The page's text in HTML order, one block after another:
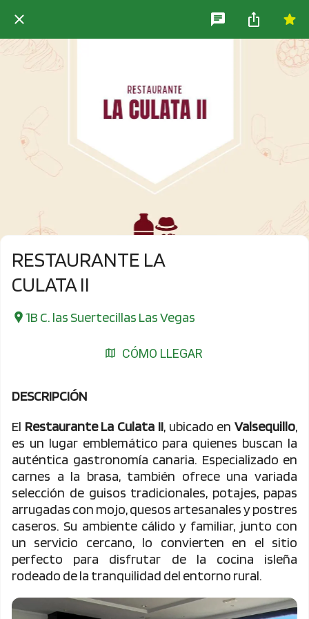
RESTAURANTE LA
CULATA II
1B C. las Suertecillas Las Vegas
CÓMO LLEGAR
DESCRIPCIÓN
El Restaurante La Culata II, ubicado enValsequillo,
es un lugar emblemático para quienes buscan la
auténtica gastronomía canaria. Especializado en
carnes a la brasa, también ofrece una variada
selección de guisos tradicionales, potajes, papas
arrugadas con mojo, quesos artesanales y postres
caseros. Su ambiente cálido y familiar, junto con
un servicio cercano, lo convierten en el sitio
perfecto para disfrutar de la cocina isleña
rodeado de la tranquilidad del entorno rural.